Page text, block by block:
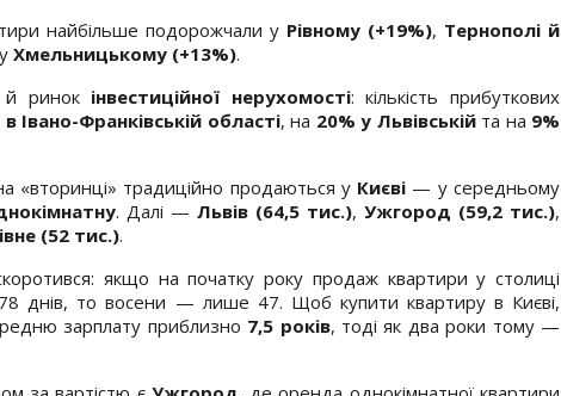
найбільше подорожчали у Рівному (+19%), Тернополі й
Хмельницькому (+13%).
й ринок інвестиційної нерухомості: кількість прибуткових
Івано-Франківській області, на 20% у Львівськійта на 9%
«вторинці» традиційно продаються у Києві — у середньому
. Далі — Львів (64,5 тис.), Ужгород (59,2 тис.),
(52 тис.).
якщо на початку року продаж квартири у столиці
днів, то восени — лише 47. Щоб купити квартиру в Києві,
зарплату приблизно 7,5 років, тоді як два роки тому —